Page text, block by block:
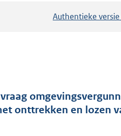
Authentieke versie
onttrekken en lozen